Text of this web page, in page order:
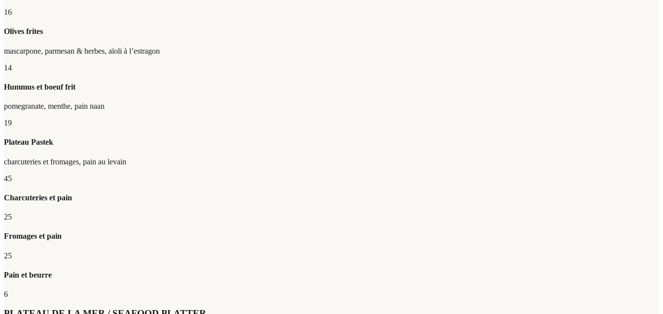
16
Olives frites
mascarpone, parmesan & herbes, aïoli à l’estragon
14
Hummus et boeuf frit
pomegranate, menthe, pain naan
19
Plateau Pastek
charcuteries et fromages, pain au levain
45
Charcuteries et pain
25
Fromages et pain
25
Pain et beurre
6